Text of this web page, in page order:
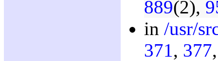
889(2),
in /usr/
371, 377